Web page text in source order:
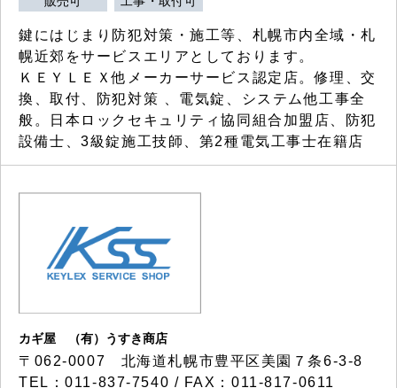
鍵にはじまり防犯対策・施工等、札幌市内全域・札
幌近郊をサービスエリアとしております。
ＫＥＹＬＥＸ他メーカーサービス認定店。修理、交
換、取付、防犯対策 、電気錠、システム他工事全
般。日本ロックセキュリティ協同組合加盟店、防犯
設備士、3級錠施工技師、第2種電気工事士在籍店
カギ屋 （有）うすき商店
〒062-0007 北海道札幌市豊平区美園７条6-3-8
TEL：011-837-7540 / FAX：011-817-0611